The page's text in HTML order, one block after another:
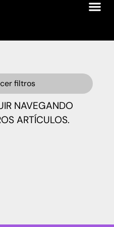
filtros
NAVEGANDO
ARTÍCULOS.